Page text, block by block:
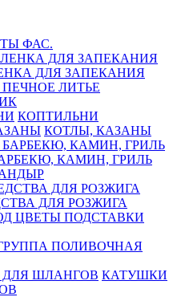
ФАС.
ДЛЯ ЗАПЕКАНИЯ
ПЕЧНОЕ ЛИТЬЕ
КОПТИЛЬНИ
КОТЛЫ, КАЗАНЫ
КАМИН, ГРИЛЬ
ДЛЯ РОЗЖИГА
ПОДСТАВКИ
ПОЛИВОЧНАЯ
КАТУШКИ